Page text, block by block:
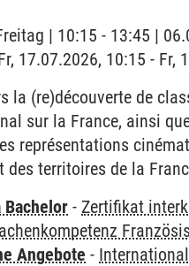
| 10:15 - 13:45 |
17.07.2026, 10:15 -
la (re)découverte de
sur la France, ainsi
représentations
des territoires de la
Bachelor - Zertifikat
Angebote -